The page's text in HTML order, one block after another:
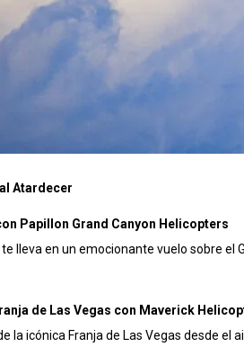
Atardecer
Papillon Grand Canyon Helicopters
lleva en un emocionante vuelo sobre el
de Las Vegas con Maverick
la icónica Franja de Las Vegas desde